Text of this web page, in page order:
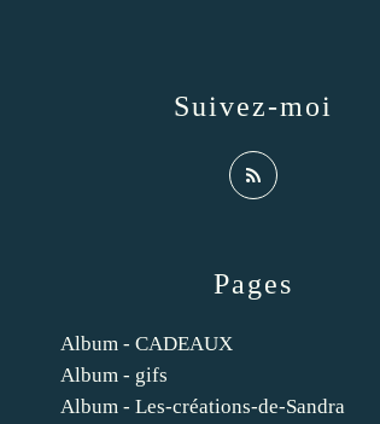
Pages
Album - CADEAUX
Album - gifs
Album - Les-créations-de-Sandra
Suivez-moi